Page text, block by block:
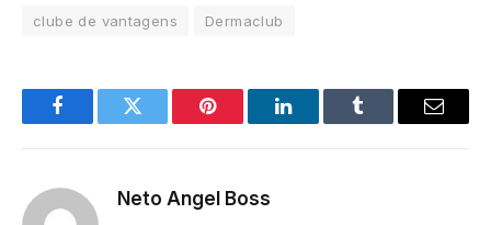
clube de vantagens Dermaclub
FacebookTwitter Pinterest LinkedInTumblr
E-
Neto Angel Boss